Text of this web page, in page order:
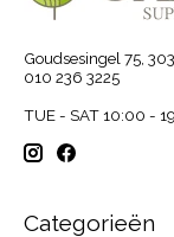
Goudsesingel 75,
010 236 3225
TUE - SAT 10:00 -
Categorieën